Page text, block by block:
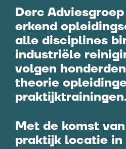
Derc
erkend
alle disciplines
industriële
volgen
theorie
praktijktrainingen.
Met de komst
praktijk locatie in